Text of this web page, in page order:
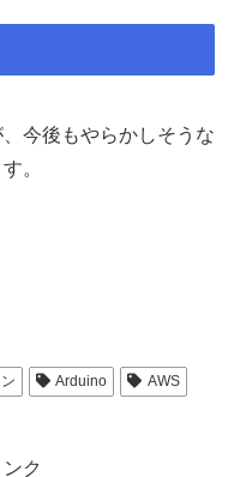
今後もやらかしそうな
。
Arduino
AWS
ク